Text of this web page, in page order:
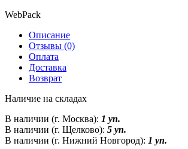
WebPack
Описание
Отзывы (0)
Оплата
Доставка
Возврат
Наличие на складах
В наличии (г. Москва): 1 уп.
В наличии (г. Щелково): 5 уп.
В наличии (г. Нижний Новгород): 1 уп.